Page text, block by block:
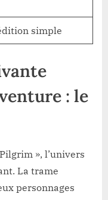
simple
: le
», l’univers
La trame
personnages